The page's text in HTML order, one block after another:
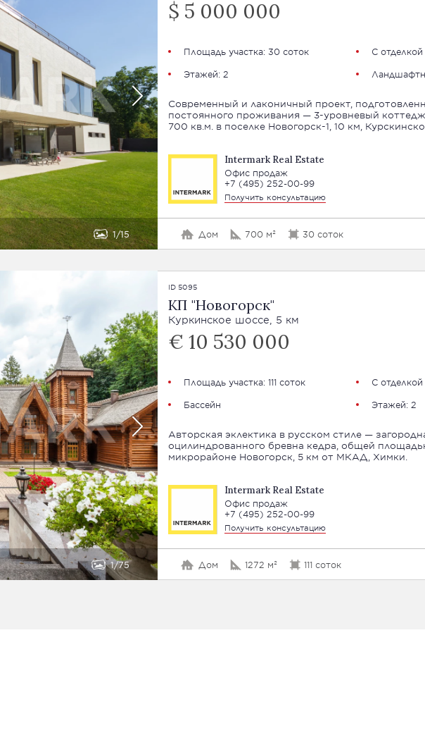
1 15
$ 5 000 000
Площадь участка: 30 соток
С отделкой
Этажей: 2
Современный и лаконичный проект,
постоянного проживания — 3-уровневый
700 кв.м. в поселке Новогорск-1, 10 км,
Intermark Real Estate
Офис продаж
+7 (495) 252-00-99
Получить консультацию
Дом 700 м² 30 соток
1 75
ID 5095
КП "Новогорск"
Куркинское шоссе, 5 км
€ 10 530 000
Площадь участка: 111 соток
С отделкой
Бассейн
Этажей: 2
Авторская эклектика в русском стиле —
оцилиндрованного бревна кедра, общей
микрорайоне Новогорск, 5 км от МКАД, Химки.
Intermark Real Estate
Офис продаж
+7 (495) 252-00-99
Получить консультацию
Дом 1272 м² 111 соток